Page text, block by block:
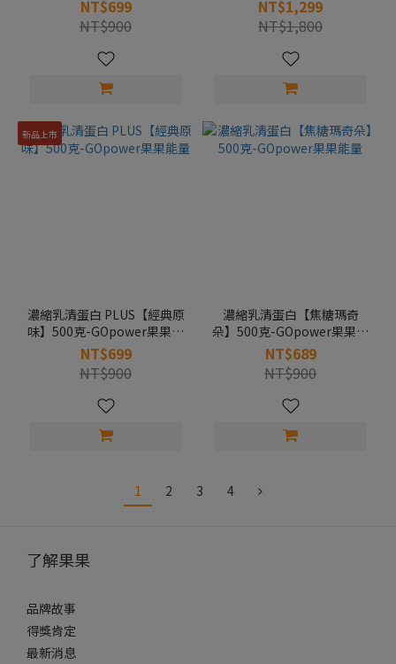
NT$699
NT$900
NT$1,299
NT$1,800
新品上市
濃縮乳清蛋白 PLUS【經典原
味】500克-GOpower果果能
量
NT$699
NT$900
濃縮乳清蛋白【焦糖瑪奇
朵】500克-GOpower果果能
量
NT$689
NT$900
1 2 3 4
了解果果
品牌故事
得獎肯定
最新消息